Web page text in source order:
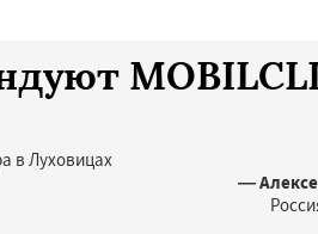
в Луховицах
—